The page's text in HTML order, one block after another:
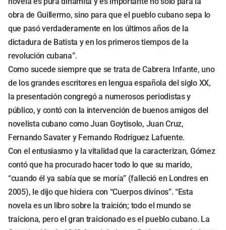
obra de Guillermo, sino para que el pueblo cubano sepa lo
que pasó verdaderamente en los últimos años de la
dictadura de Batista y en los primeros tiempos de la
revolución cubana”.
Como sucede siempre que se trata de Cabrera Infante, uno
de los grandes escritores en lengua española del siglo XX,
la presentación congregó a numerosos periodistas y
público, y contó con la intervención de buenos amigos del
novelista cubano como Juan Goytisolo, Juan Cruz,
Fernando Savater y Fernando Rodríguez Lafuente.
Con el entusiasmo y la vitalidad que la caracterizan, Gómez
contó que ha procurado hacer todo lo que su marido,
“cuando él ya sabía que se moría” (falleció en Londres en
2005), le dijo que hiciera con “Cuerpos divinos”. “Esta
novela es un libro sobre la traición; todo el mundo se
traiciona, pero el gran traicionado es el pueblo cubano. La